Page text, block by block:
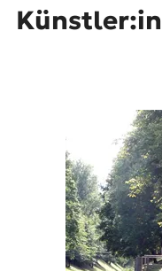
Künstler:in